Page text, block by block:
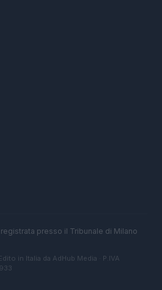
presso il Tribunale di Milano
in Italia da AdHub Media · P.IVA